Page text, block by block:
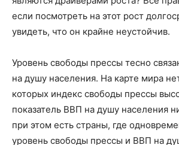
если посмотреть на этот рост
увидеть, что он крайне неустойчив.
Уровень свободы прессы тесно
на душу населения. На карте мира
которых индекс свободы прессы
показатель ВВП на душу населения
при этом есть страны, где
уровень свободы прессы и ВВП на